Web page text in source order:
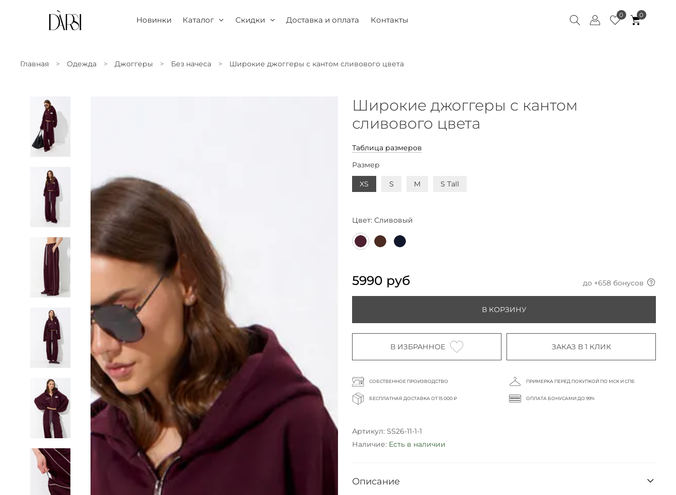
Новинки Каталог Скидки Доставка и оплата Контакты
0 0
Главная Одежда Джоггеры Без начеса Широкие джоггеры с кантом сливового цвета
Широкие джоггеры с кантом
сливового цвета
Таблица размеров
Размер
XS S M S Tall
Цвет: Сливовый
5990 руб до +658 бонусов
В КОРЗИНУ
В ИЗБРАННОЕ ЗАКАЗ В 1 КЛИК
СОБСТВЕННОЕ ПРОИЗВОДСТВО
БЕСПЛАТНАЯ ДОСТАВКА ОТ 15 000 ₽
ПРИМЕРКА ПЕРЕД ПОКУПКОЙ ПО МСК И СПБ
ОПЛАТА БОНУСАМИ ДО 99%
Артикул: SS26-11-1-1
Наличие: Есть в наличии
Описание